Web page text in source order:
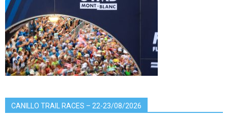
CANILLO TRAIL RACES – 22-23/08/2026